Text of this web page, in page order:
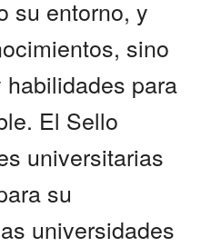
su entorno, y
sino
para
El Sello
universitarias
su
universidades